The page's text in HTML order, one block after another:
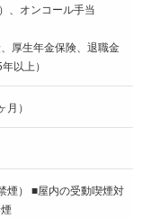
、オンコール手当
厚生年金保険、退職金
以上）
）
煙） ■屋内の受動喫煙対